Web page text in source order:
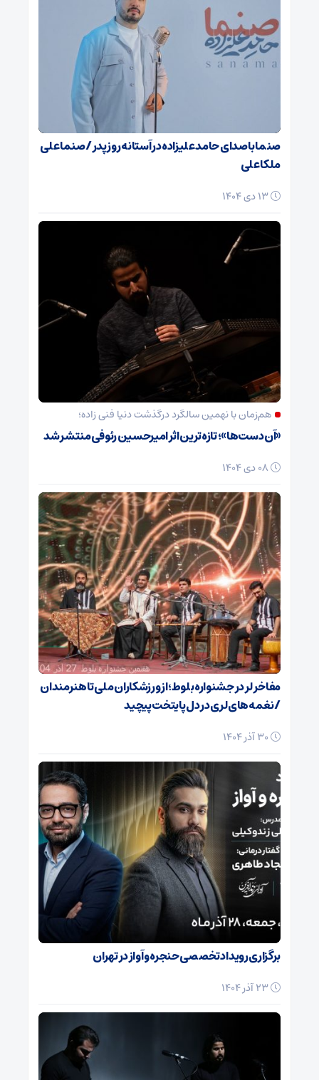
صنما با صدای حامد علیزاده در آستانه روز پدر / صنما علی
ملکا علی
هم‌زمان با نهمین سالگرد درگذشت دنیا فنی زاده؛
«آن دست‌ها»؛ تازه‌ترین اثر امیرحسین رئوفی منتشر شد
مفاخر لر در جشنواره بلوط؛ از ورزشکاران ملی تا هنرمندان
/ نغمه‌های لری در دل پایتخت پیچید
برگزاری رویداد تخصصی حنجره و آواز در تهران